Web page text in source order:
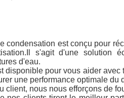
condensation est conçu pour
s'agit d'une solution
d'eau.
disponible pour vous aider
une performance optimale du
client, nous nous efforçons de